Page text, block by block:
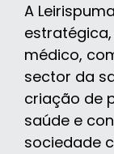
A
médico,
sector da
criação de
saúde e
sociedade